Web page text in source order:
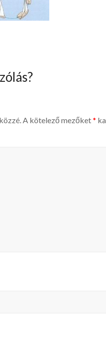
A kötelező mezőket*